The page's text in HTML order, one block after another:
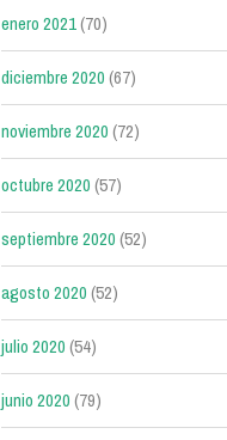
enero 2021(70)
diciembre 2020(67)
noviembre 2020(72)
octubre 2020(57)
septiembre 2020(52)
agosto 2020(52)
julio 2020(54)
junio 2020(79)